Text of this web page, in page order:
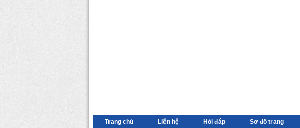
Trang chủ Liên hệ Hỏi đáp Sơ đồ trang